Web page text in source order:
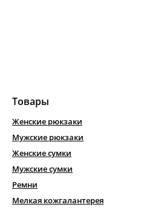
Товары
Женские рюкзаки
Мужские рюкзаки
Женские сумки
Мужские сумки
Ремни
Мелкая кожгалантерея